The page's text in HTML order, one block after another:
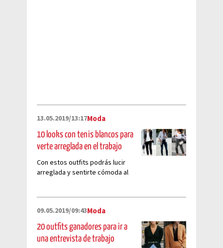
13.05.2019/13:17Moda
10 looks con tenis blancos para
verte arreglada en el trabajo
Con estos outfits podrás lucir
arreglada y sentirte cómoda al
09.05.2019/09:43Moda
20 outfits ganadores para ir a
una entrevista de trabajo